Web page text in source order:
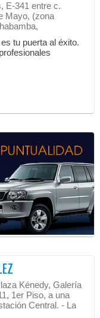
E-341 entre c.
Mayo, (zona
tu puerta al éxito.
Kénedy, Galería
1er Piso, a una
Central. - La